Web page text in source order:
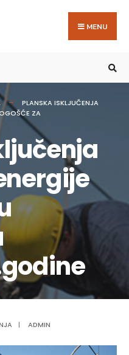
MENU
PLANSKA ISKLJUČENJA
ZA
| ADMIN